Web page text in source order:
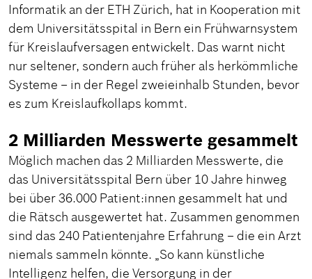
Informatik an der ETH Zürich, hat in Kooperation mit
dem Universitätsspital in Bern ein Frühwarnsystem
für Kreislaufversagen entwickelt. Das warnt nicht
nur seltener, sondern auch früher als herkömmliche
Systeme – in der Regel zweieinhalb Stunden, bevor
es zum Kreislaufkollaps kommt.
2 Milliarden Messwerte gesammelt
Möglich machen das 2 Milliarden Messwerte, die
das Universitätsspital Bern über 10 Jahre hinweg
bei über 36.000 Patient:innen gesammelt hat und
die Rätsch ausgewertet hat. Zusammen genommen
sind das 240 Patientenjahre Erfahrung – die ein Arzt
niemals sammeln könnte. „So kann künstliche
Intelligenz helfen, die Versorgung in der